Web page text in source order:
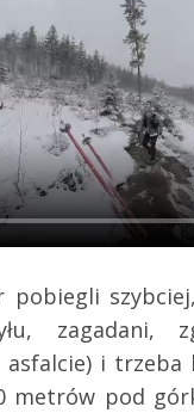
pobiegli
zagadani,
asfalcie) i trzeba
metrów pod